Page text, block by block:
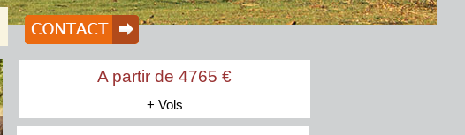
A partir de 4765 €
+ Vols